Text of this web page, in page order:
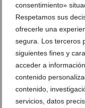
consentimiento»
Respetamos sus
ofrecerle una
segura. Los terceros
siguientes fines y
acceder a
contenido
contenido,
servicios, datos
07 de agosto de 2026